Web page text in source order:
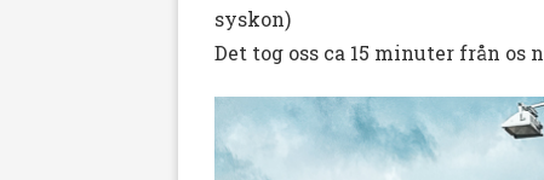
syskon)
Det tog oss ca 15 minuter från